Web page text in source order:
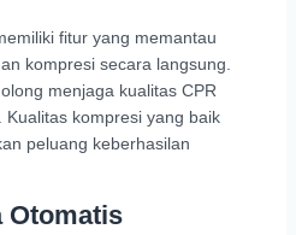
fitur yang memantau
kompresi secara langsung.
menjaga kualitas CPR
kompresi yang baik
peluang keberhasilan
Otomatis